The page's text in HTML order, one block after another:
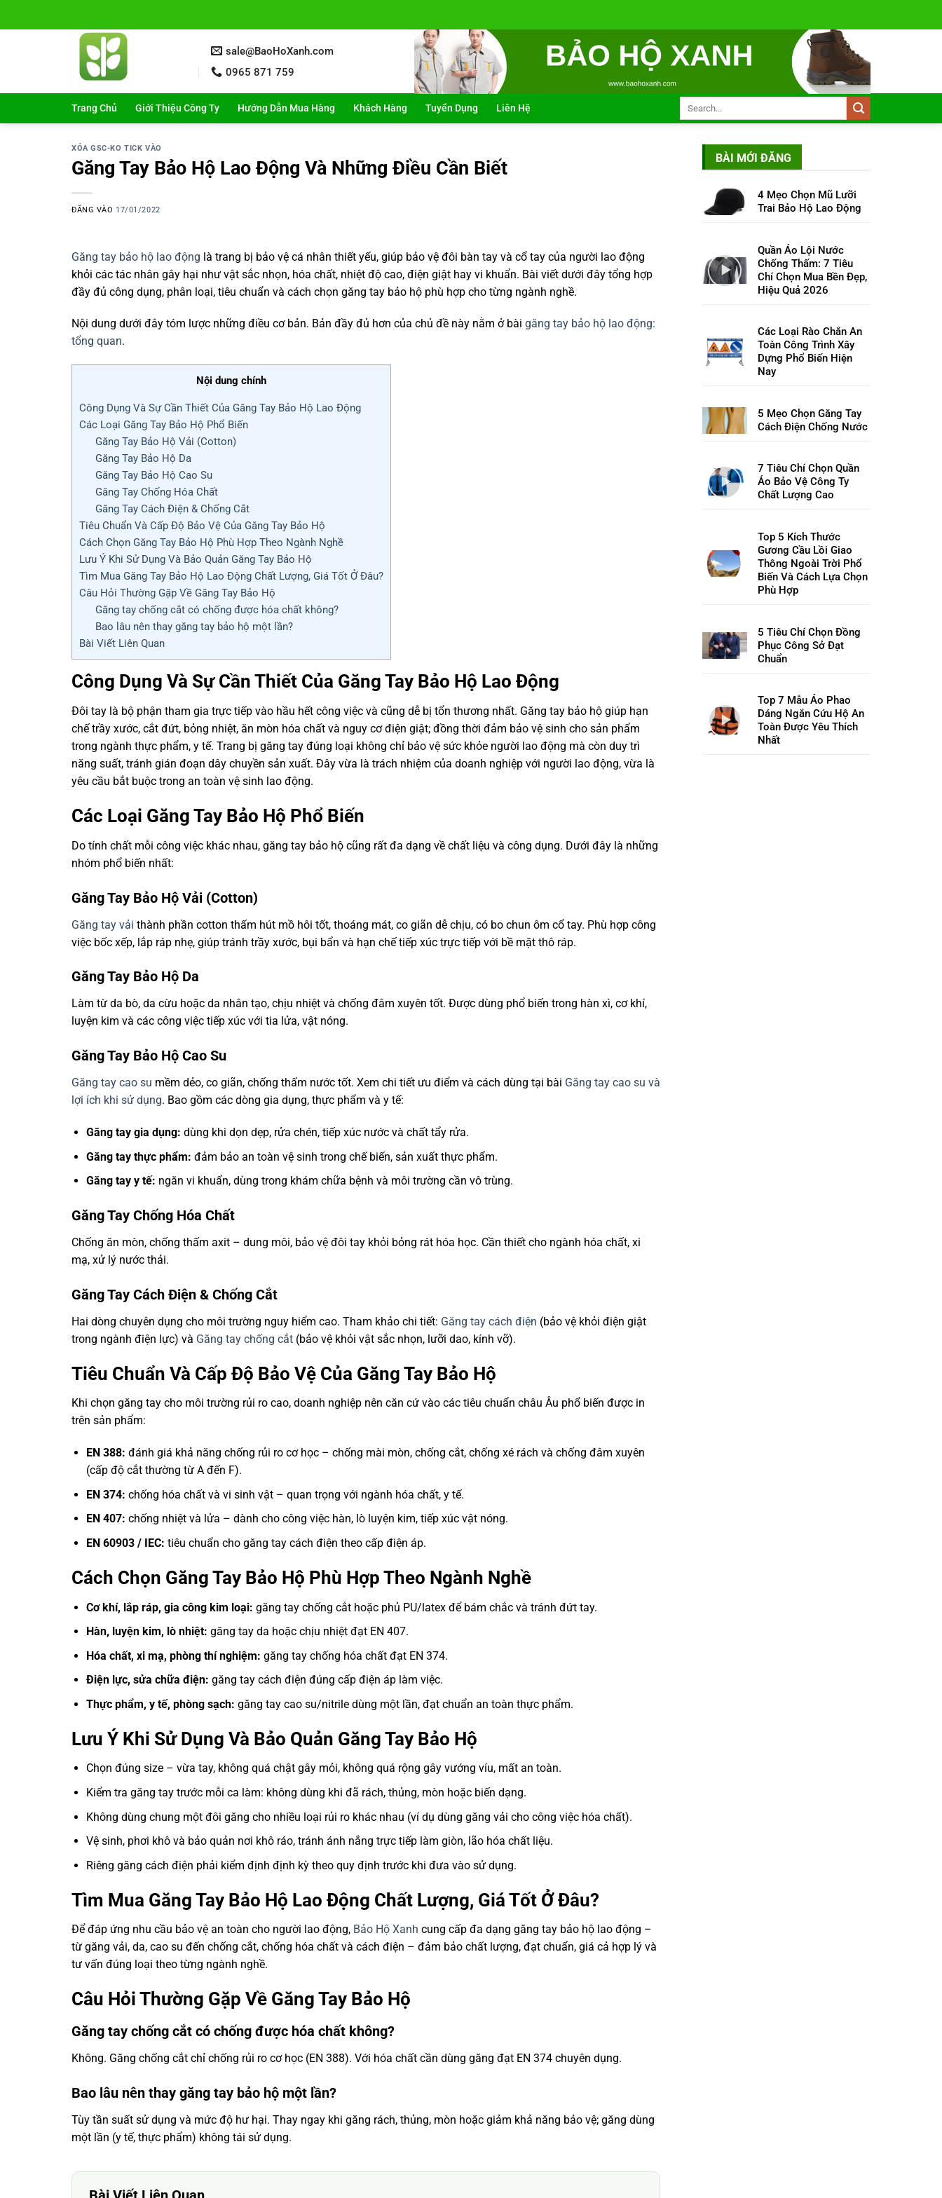
sale@BaoHoXanh.com
0965 871 759
Trang Chủ Giới Thiệu Công Ty Hướng Dẫn Mua Hàng Khách Hàng Tuyển Dụng Liên Hệ
XÓA GSC-KO TICK VÀO
Găng Tay Bảo Hộ Lao Động Và Những Điều Cần Biết
ĐĂNG VÀO 17/01/2022
Găng tay bảo hộ lao động là trang bị bảo vệ cá nhân thiết yếu, giúp bảo vệ đôi bàn tay và cổ tay của người lao động
khỏi các tác nhân gây hại như vật sắc nhọn, hóa chất, nhiệt độ cao, điện giật hay vi khuẩn. Bài viết dưới đây tổng hợp
đầy đủ công dụng, phân loại, tiêu chuẩn và cách chọn găng tay bảo hộ phù hợp cho từng ngành nghề.
Nội dung dưới đây tóm lược những điều cơ bản. Bản đầy đủ hơn của chủ đề này nằm ở bài găng tay bảo hộ lao động:
tổng quan.
Nội dung chính
Công Dụng Và Sự Cần Thiết Của Găng Tay Bảo Hộ Lao Động
Các Loại Găng Tay Bảo Hộ Phổ Biến
Găng Tay Bảo Hộ Vải (Cotton)
Găng Tay Bảo Hộ Da
Găng Tay Bảo Hộ Cao Su
Găng Tay Chống Hóa Chất
Găng Tay Cách Điện & Chống Cắt
Tiêu Chuẩn Và Cấp Độ Bảo Vệ Của Găng Tay Bảo Hộ
Cách Chọn Găng Tay Bảo Hộ Phù Hợp Theo Ngành Nghề
Lưu Ý Khi Sử Dụng Và Bảo Quản Găng Tay Bảo Hộ
Tìm Mua Găng Tay Bảo Hộ Lao Động Chất Lượng, Giá Tốt Ở Đâu?
Câu Hỏi Thường Gặp Về Găng Tay Bảo Hộ
Găng tay chống cắt có chống được hóa chất không?
Bao lâu nên thay găng tay bảo hộ một lần?
Bài Viết Liên Quan
Công Dụng Và Sự Cần Thiết Của Găng Tay Bảo Hộ Lao Động
Đôi tay là bộ phận tham gia trực tiếp vào hầu hết công việc và cũng dễ bị tổn thương nhất. Găng tay bảo hộ giúp hạn
chế trầy xước, cắt đứt, bỏng nhiệt, ăn mòn hóa chất và nguy cơ điện giật; đồng thời đảm bảo vệ sinh cho sản phẩm
trong ngành thực phẩm, y tế. Trang bị găng tay đúng loại không chỉ bảo vệ sức khỏe người lao động mà còn duy trì
năng suất, tránh gián đoạn dây chuyền sản xuất. Đây vừa là trách nhiệm của doanh nghiệp với người lao động, vừa là
yêu cầu bắt buộc trong an toàn vệ sinh lao động.
Các Loại Găng Tay Bảo Hộ Phổ Biến
Do tính chất mỗi công việc khác nhau, găng tay bảo hộ cũng rất đa dạng về chất liệu và công dụng. Dưới đây là những
nhóm phổ biến nhất:
Găng Tay Bảo Hộ Vải (Cotton)
Găng tay vải thành phần cotton thấm hút mồ hôi tốt, thoáng mát, co giãn dễ chịu, có bo chun ôm cổ tay. Phù hợp công
việc bốc xếp, lắp ráp nhẹ, giúp tránh trầy xước, bụi bẩn và hạn chế tiếp xúc trực tiếp với bề mặt thô ráp.
Găng Tay Bảo Hộ Da
Làm từ da bò, da cừu hoặc da nhân tạo, chịu nhiệt và chống đâm xuyên tốt. Được dùng phổ biến trong hàn xì, cơ khí,
luyện kim và các công việc tiếp xúc với tia lửa, vật nóng.
Găng Tay Bảo Hộ Cao Su
Găng tay cao su mềm dẻo, co giãn, chống thấm nước tốt. Xem chi tiết ưu điểm và cách dùng tại bài Găng tay cao su và
lợi ích khi sử dụng. Bao gồm các dòng gia dụng, thực phẩm và y tế:
Găng tay gia dụng: dùng khi dọn dẹp, rửa chén, tiếp xúc nước và chất tẩy rửa.
Găng tay thực phẩm: đảm bảo an toàn vệ sinh trong chế biến, sản xuất thực phẩm.
Găng tay y tế: ngăn vi khuẩn, dùng trong khám chữa bệnh và môi trường cần vô trùng.
Găng Tay Chống Hóa Chất
Chống ăn mòn, chống thấm axit – dung môi, bảo vệ đôi tay khỏi bỏng rát hóa học. Cần thiết cho ngành hóa chất, xi
mạ, xử lý nước thải.
Găng Tay Cách Điện & Chống Cắt
Hai dòng chuyên dụng cho môi trường nguy hiểm cao. Tham khảo chi tiết: Găng tay cách điện (bảo vệ khỏi điện giật
trong ngành điện lực) và Găng tay chống cắt (bảo vệ khỏi vật sắc nhọn, lưỡi dao, kính vỡ).
Tiêu Chuẩn Và Cấp Độ Bảo Vệ Của Găng Tay Bảo Hộ
Khi chọn găng tay cho môi trường rủi ro cao, doanh nghiệp nên căn cứ vào các tiêu chuẩn châu Âu phổ biến được in
trên sản phẩm:
EN 388: đánh giá khả năng chống rủi ro cơ học – chống mài mòn, chống cắt, chống xé rách và chống đâm xuyên
(cấp độ cắt thường từ A đến F).
EN 374: chống hóa chất và vi sinh vật – quan trọng với ngành hóa chất, y tế.
EN 407: chống nhiệt và lửa – dành cho công việc hàn, lò luyện kim, tiếp xúc vật nóng.
EN 60903 / IEC: tiêu chuẩn cho găng tay cách điện theo cấp điện áp.
Cách Chọn Găng Tay Bảo Hộ Phù Hợp Theo Ngành Nghề
Cơ khí, lắp ráp, gia công kim loại: găng tay chống cắt hoặc phủ PU/latex để bám chắc và tránh đứt tay.
Hàn, luyện kim, lò nhiệt: găng tay da hoặc chịu nhiệt đạt EN 407.
Hóa chất, xi mạ, phòng thí nghiệm: găng tay chống hóa chất đạt EN 374.
Điện lực, sửa chữa điện: găng tay cách điện đúng cấp điện áp làm việc.
Thực phẩm, y tế, phòng sạch: găng tay cao su/nitrile dùng một lần, đạt chuẩn an toàn thực phẩm.
Lưu Ý Khi Sử Dụng Và Bảo Quản Găng Tay Bảo Hộ
Chọn đúng size – vừa tay, không quá chật gây mỏi, không quá rộng gây vướng víu, mất an toàn.
Kiểm tra găng tay trước mỗi ca làm: không dùng khi đã rách, thủng, mòn hoặc biến dạng.
Không dùng chung một đôi găng cho nhiều loại rủi ro khác nhau (ví dụ dùng găng vải cho công việc hóa chất).
Vệ sinh, phơi khô và bảo quản nơi khô ráo, tránh ánh nắng trực tiếp làm giòn, lão hóa chất liệu.
Riêng găng cách điện phải kiểm định định kỳ theo quy định trước khi đưa vào sử dụng.
Tìm Mua Găng Tay Bảo Hộ Lao Động Chất Lượng, Giá Tốt Ở Đâu?
Để đáp ứng nhu cầu bảo vệ an toàn cho người lao động, Bảo Hộ Xanh cung cấp đa dạng găng tay bảo hộ lao động –
từ găng vải, da, cao su đến chống cắt, chống hóa chất và cách điện – đảm bảo chất lượng, đạt chuẩn, giá cả hợp lý và
tư vấn đúng loại theo từng ngành nghề.
Câu Hỏi Thường Gặp Về Găng Tay Bảo Hộ
Găng tay chống cắt có chống được hóa chất không?
Không. Găng chống cắt chỉ chống rủi ro cơ học (EN 388). Với hóa chất cần dùng găng đạt EN 374 chuyên dụng.
Bao lâu nên thay găng tay bảo hộ một lần?
Tùy tần suất sử dụng và mức độ hư hại. Thay ngay khi găng rách, thủng, mòn hoặc giảm khả năng bảo vệ; găng dùng
một lần (y tế, thực phẩm) không tái sử dụng.
BÀI MỚI ĐĂNG
4 Mẹo Chọn Mũ Lưỡi
Trai Bảo Hộ Lao Động
Quần Áo Lội Nước
Chống Thấm: 7 Tiêu
Chí Chọn Mua Bền Đẹp,
Hiệu Quả 2026
Các Loại Rào Chắn An
Toàn Công Trình Xây
Dựng Phổ Biến Hiện
Nay
5 Mẹo Chọn Găng Tay
Cách Điện Chống Nước
7 Tiêu Chí Chọn Quần
Áo Bảo Vệ Công Ty
Chất Lượng Cao
Top 5 Kích Thước
Gương Cầu Lồi Giao
Thông Ngoài Trời Phổ
Biến Và Cách Lựa Chọn
Phù Hợp
5 Tiêu Chí Chọn Đồng
Phục Công Sở Đạt
Chuẩn
Top 7 Mẫu Áo Phao
Dáng Ngắn Cứu Hộ An
Toàn Được Yêu Thích
Nhất